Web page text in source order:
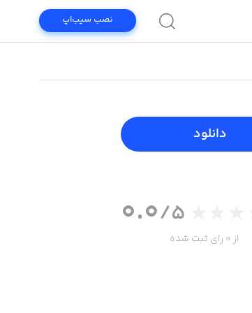
نصب سیب‌اپ
دانلود
0.0/5
از 0 رای ثبت شده